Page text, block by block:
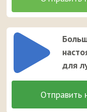
для